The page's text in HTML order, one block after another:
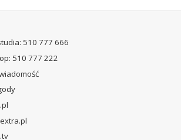
510 777 666
510 777 222